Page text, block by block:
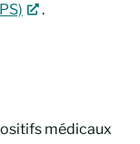
.
médicaux